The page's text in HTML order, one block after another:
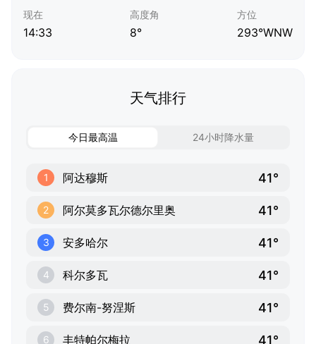
现在
14:33
高度角
8°
方位
293°WNW
天气排行
今日最高温 24小时降水量
1 阿达穆斯 41°
2 阿尔莫多瓦尔德尔里奥 41°
3 安多哈尔 41°
4 科尔多瓦 41°
5 费尔南-努涅斯 41°
6 丰特帕尔梅拉 41°